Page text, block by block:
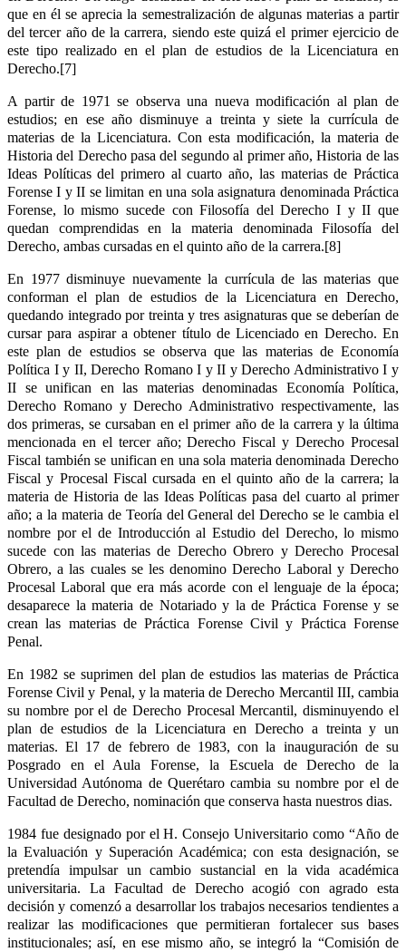
que en él se aprecia la semestralización de algunas materias a partir
del tercer año de la carrera, siendo este quizá el primer ejercicio de
este tipo realizado en el plan de estudios de la Licenciatura en
Derecho.[7]
A partir de 1971 se observa una nueva modificación al plan de
estudios; en ese año disminuye a treinta y siete la currícula de
materias de la Licenciatura. Con esta modificación, la materia de
Historia del Derecho pasa del segundo al primer año, Historia de las
Ideas Políticas del primero al cuarto año, las materias de Práctica
Forense I y II se limitan en una sola asignatura denominada Práctica
Forense, lo mismo sucede con Filosofía del Derecho I y II que
quedan comprendidas en la materia denominada Filosofía del
Derecho, ambas cursadas en el quinto año de la carrera.[8]
En 1977 disminuye nuevamente la currícula de las materias que
conforman el plan de estudios de la Licenciatura en Derecho,
quedando integrado por treinta y tres asignaturas que se deberían de
cursar para aspirar a obtener título de Licenciado en Derecho. En
este plan de estudios se observa que las materias de Economía
Política I y II, Derecho Romano I y II y Derecho Administrativo I y
II se unifican en las materias denominadas Economía Política,
Derecho Romano y Derecho Administrativo respectivamente, las
dos primeras, se cursaban en el primer año de la carrera y la última
mencionada en el tercer año; Derecho Fiscal y Derecho Procesal
Fiscal también se unifican en una sola materia denominada Derecho
Fiscal y Procesal Fiscal cursada en el quinto año de la carrera; la
materia de Historia de las Ideas Políticas pasa del cuarto al primer
año; a la materia de Teoría del General del Derecho se le cambia el
nombre por el de Introducción al Estudio del Derecho, lo mismo
sucede con las materias de Derecho Obrero y Derecho Procesal
Obrero, a las cuales se les denomino Derecho Laboral y Derecho
Procesal Laboral que era más acorde con el lenguaje de la época;
desaparece la materia de Notariado y la de Práctica Forense y se
crean las materias de Práctica Forense Civil y Práctica Forense
Penal.
En 1982 se suprimen del plan de estudios las materias de Práctica
Forense Civil y Penal, y la materia de Derecho Mercantil III, cambia
su nombre por el de Derecho Procesal Mercantil, disminuyendo el
plan de estudios de la Licenciatura en Derecho a treinta y un
materias. El 17 de febrero de 1983, con la inauguración de su
Posgrado en el Aula Forense, la Escuela de Derecho de la
Universidad Autónoma de Querétaro cambia su nombre por el de
Facultad de Derecho, nominación que conserva hasta nuestros dias.
1984 fue designado por el H. Consejo Universitario como “Año de
la Evaluación y Superación Académica; con esta designación, se
pretendía impulsar un cambio sustancial en la vida académica
universitaria. La Facultad de Derecho acogió con agrado esta
decisión y comenzó a desarrollar los trabajos necesarios tendientes a
realizar las modificaciones que permitieran fortalecer sus bases
institucionales; así, en ese mismo año, se integró la “Comisión de